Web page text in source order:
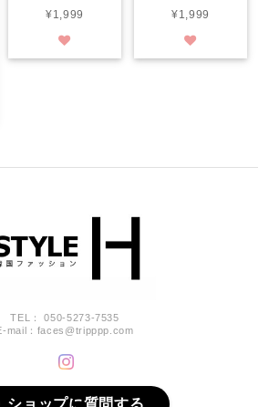
¥1,999
¥1,999
TEL： 050-5273-7535
mail： faces@tripppp.com
ショップに質問する